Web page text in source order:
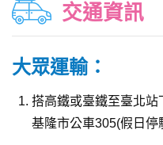
交通資訊
大眾運輸：
搭高鐵或臺鐵至臺北
基隆市公車305(假日停